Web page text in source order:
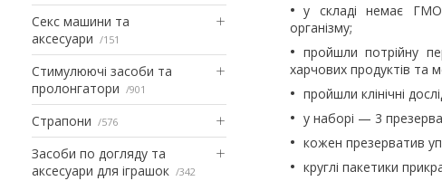
Секс машини та
аксесуари
151
Стимулюючі засоби та
пролонгатори
901
Страпони 576
Засоби по догляду та
аксесуари для іграшок
342
у складі немає
організму;
пройшли потрійну
харчових продуктів та
пройшли клінічні
у наборі — 3
кожен презерватив
круглі пакетики